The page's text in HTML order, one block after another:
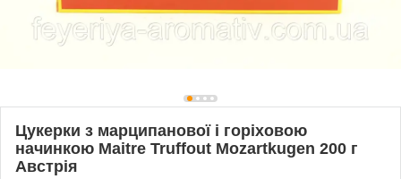
Цукерки з марципанової і горіховою
начинкою Maitre Truffout Mozartkugen 200 г
Австрія